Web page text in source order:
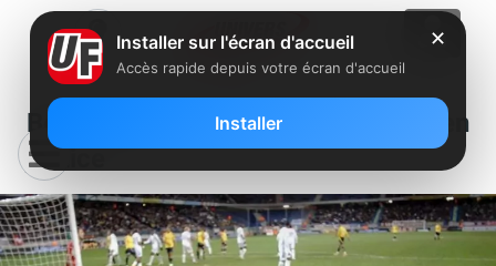
Bein Sports attaque Canal+ en
justice
✕
Installer sur l'écran d'accueil
Accès rapide depuis votre écran d'accueil
Installer